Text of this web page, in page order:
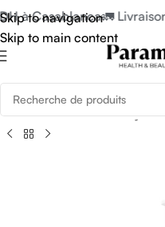
Skip to navigation
Skip to main content
à Casablanca🚛
Accueil/La Roche-Posay/La